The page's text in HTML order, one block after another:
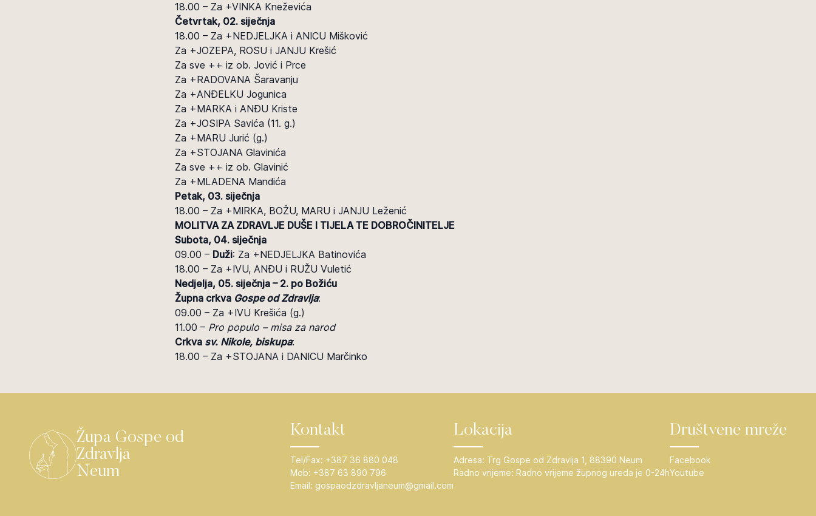
18.00 – Za +VINKA Kneževića
Četvrtak, 02. siječnja
18.00 – Za +NEDJELJKA i ANICU Mišković
Za +JOZEPA, ROSU i JANJU Krešić
Za sve ++ iz ob. Jović i Prce
Za +RADOVANA Šaravanju
Za +ANĐELKU Jogunica
Za +MARKA i ANĐU Kriste
Za +JOSIPA Savića (11. g.)
Za +MARU Jurić (g.)
Za +STOJANA Glavinića
Za sve ++ iz ob. Glavinić
Za +MLADENA Mandića
Petak, 03. siječnja
18.00 – Za +MIRKA, BOŽU, MARU i JANJU Leženić
MOLITVA ZA ZDRAVLJE DUŠE I TIJELA TE DOBROČINITELJE
Subota, 04. siječnja
09.00 – Duži: Za +NEDJELJKA Batinovića
18.00 – Za +IVU, ANĐU i RUŽU Vuletić
Nedjelja, 05. siječnja – 2. po Božiću
Župna crkva Gospe od Zdravlja:
09.00 – Za +IVU Krešića (g.)
11.00 – Pro populo – misa za narod
Crkva sv. Nikole, biskupa:
18.00 – Za +STOJANA i DANICU Marčinko
Župa Gospe od
Zdravlja
Neum
Kontakt
Tel/Fax: +387 36 880 048
Mob: +387 63 890 796
Email: gospaodzdravljaneum@gmail.com
Lokacija
Adresa: Trg Gospe od Zdravlja 1, 88390 Neum
Radno vrijeme: Radno vrijeme župnog ureda je 0-24h
Društvene mreže
Facebook
Youtube